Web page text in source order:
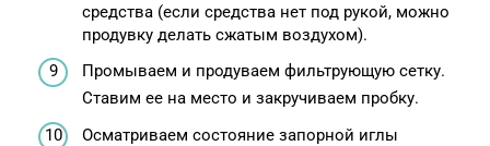
средства (если средства нет под рукой, можно
продувку делать сжатым воздухом).
Промываем и продуваем фильтрующую сетку.
Ставим ее на место и закручиваем пробку.
Осматриваем состояние запорной иглы